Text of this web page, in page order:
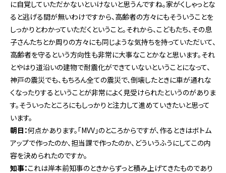
に自覚していただかないといけないと思うんですね。家がくしゃっとな
ると逃げる間が無いわけですから、高齢者の方々にもそういうことを
しっかりとわかっていただくということ。それから、こどもたち、その息
子さんたちとか周りの方々にも同じような気持ちを持っていただいて、
高齢者を守るという方向性も非常に大事なことかなと思います。それ
とやはり道沿いの建物で耐震化ができていないということになって、
神戸の震災でも、もちろん全ての震災で、倒壊したときに車が通れな
くなったりするということが非常によく見受けられたというのがありま
す。そういったところにもしっかりと注力して進めていきたいと思って
います。
朝日：何点かあります。「MVV」のところからですが、作るときはボトム
アップで作ったのか、担当課で作ったのか、どういうふうにしてこの内
容を決められたのですか。
知事：これは岸本前知事のときからずっと積み上げてきたものであり